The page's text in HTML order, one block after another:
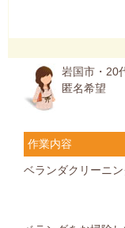
岩国市・20
匿名希望
作業内容
ベランダクリーニ